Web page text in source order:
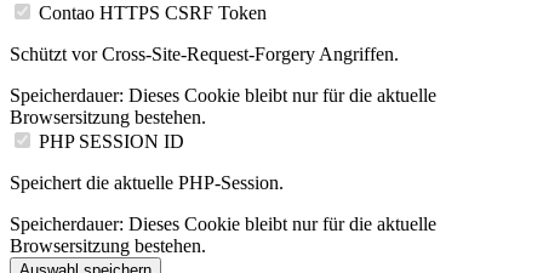
Contao HTTPS CSRF Token
Schützt vor Cross-Site-Request-Forgery Angriffen.
Speicherdauer: Dieses Cookie bleibt nur für die aktuelle
Browsersitzung bestehen.
PHP SESSION ID
Speichert die aktuelle PHP-Session.
Speicherdauer: Dieses Cookie bleibt nur für die aktuelle
Browsersitzung bestehen.